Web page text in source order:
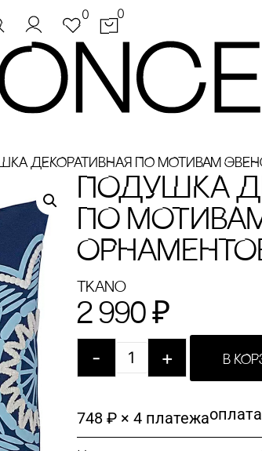
0 0
ДЕКОРАТИВНАЯ ПО МОТИВАМ
ПОДУШКА
ПО
Tkano
2 990 ₽
- + В
748 ₽ × 4 платежа